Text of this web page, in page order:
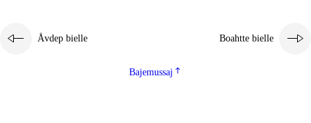
Åvdep bielle Boahtte bielle
Bajemussaj